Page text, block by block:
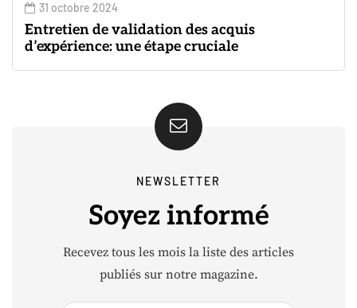
31 octobre 2024
Entretien de validation des acquis
d’expérience: une étape cruciale
NEWSLETTER
Soyez informé
Recevez tous les mois la liste des articles
publiés sur notre magazine.